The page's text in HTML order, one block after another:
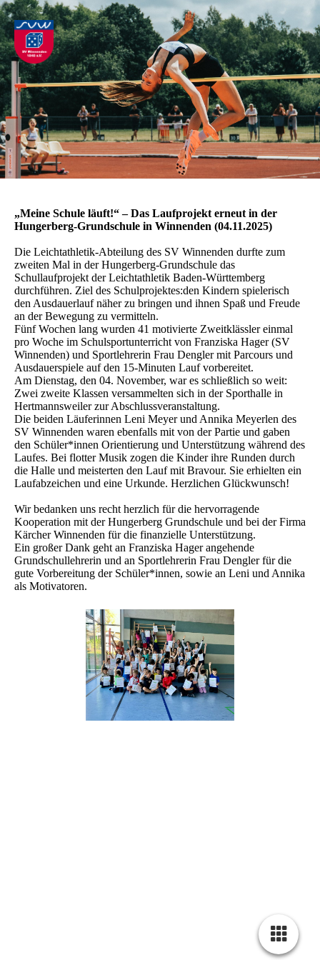
„Meine Schule läuft!“ – Das Laufprojekt erneut in der
Hungerberg-Grundschule in Winnenden (04.11.2025)
Die Leichtathletik-Abteilung des SV Winnenden durfte zum
zweiten Mal in der Hungerberg-Grundschule das
Schullaufprojekt der Leichtathletik Baden-Württemberg
durchführen. Ziel des Schulprojektes:den Kindern spielerisch
den Ausdauerlauf näher zu bringen und ihnen Spaß und Freude
an der Bewegung zu vermitteln.
Fünf Wochen lang wurden 41 motivierte Zweitklässler einmal
pro Woche im Schulsportunterricht von Franziska Hager (SV
Winnenden) und Sportlehrerin Frau Dengler mit Parcours und
Ausdauerspiele auf den 15-Minuten Lauf vorbereitet.
Am Dienstag, den 04. November, war es schließlich so weit:
Zwei zweite Klassen versammelten sich in der Sporthalle in
Hertmannsweiler zur Abschlussveranstaltung.
Die beiden Läuferinnen Leni Meyer und Annika Meyerlen des
SV Winnenden waren ebenfalls mit von der Partie und gaben
den Schüler*innen Orientierung und Unterstützung während des
Laufes. Bei flotter Musik zogen die Kinder ihre Runden durch
die Halle und meisterten den Lauf mit Bravour. Sie erhielten ein
Laufabzeichen und eine Urkunde. Herzlichen Glückwunsch!
Wir bedanken uns recht herzlich für die hervorragende
Kooperation mit der Hungerberg Grundschule und bei der Firma
Kärcher Winnenden für die finanzielle Unterstützung.
Ein großer Dank geht an Franziska Hager angehende
Grundschullehrerin und an Sportlehrerin Frau Dengler für die
gute Vorbereitung der Schüler*innen, sowie an Leni und Annika
als Motivatoren.